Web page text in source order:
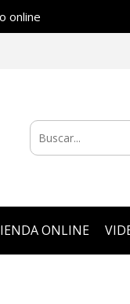
online
ONLINE